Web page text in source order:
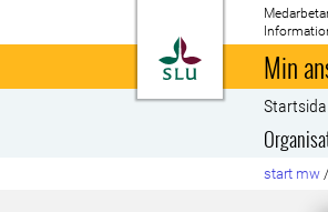
Till startsida
Min
start mw /